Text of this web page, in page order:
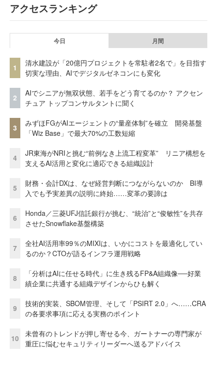
アクセスランキング
今日 月間
1
清水建設が「20億円プロジェクトを常駐者2名で」を目指す
切実な理由、AIでデジタルゼネコンにも変化
2
AIでシニアが無双状態、若手をどう育てるのか？ アクセン
チュア トップコンサルタントに聞く
3
みずほFGがAIエージェントの“量産体制”を確立 開発基盤
「Wiz Base」で最大70%の工数短縮
4
JR東海がNRIと挑む“前例なき上流工程変革” リニア構想を
支えるAI活用と変化に適応できる組織設計
5
財務・会計DXは、なぜ経営判断につながらないのか BI導
入でも予実差異の説明に終始……変革の要諦は
6
Honda／三菱UFJ信託銀行が挑む、“統治”と“俊敏性”を共存
させたSnowflake基盤構築
7
全社AI活用率99％のMIXIは、いかにコストを最適化してい
るのか？CTOが語るインフラ運用戦略
8
「分析はAIに任せる時代」に生き残るFP&A組織像──好業
績企業に共通する組織デザインからひも解く
9
技術的実装、SBOM管理、そして「PSIRT 2.0」へ……CRA
の各要求事項に応える実務のポイント
10
未曾有のトレンドが押し寄せる今、ガートナーの専門家が
重圧に悩むセキュリティリーダーへ送るアドバイス